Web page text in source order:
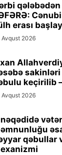
erası
Avqust 2026
keçirilib
Avqust 2026
qəbullar